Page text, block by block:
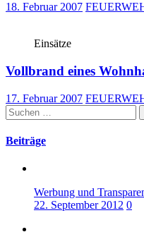
18. Februar 2007
Einsätze
Vollbrand eines
17. Februar 2007
Suchen
nach:
Beiträge
Werbung und
22. September 2012 0